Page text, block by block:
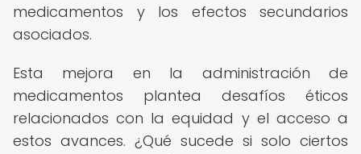
medicamentos y los efectos secundarios
asociados.
Esta mejora en la administración de
medicamentos plantea desafíos éticos
relacionados con la equidad y el acceso a
estos avances. ¿Qué sucede si solo ciertos